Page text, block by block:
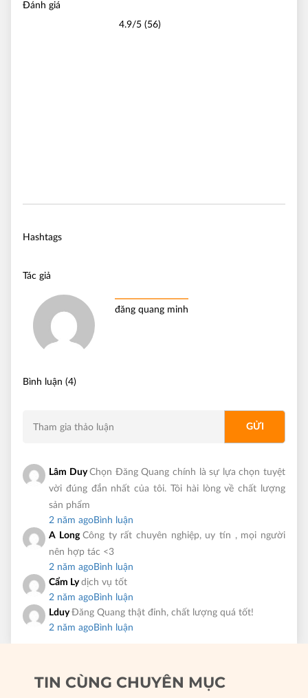
Đánh giá
4.9/5 (56)
Hashtags
Tác giả
đăng quang minh
Bình luận (4)
Lâm DuyChọn Đăng Quang chính là sự lựa chọn tuyệt
vời đúng đắn nhất của tôi. Tôi hài lòng về chất lượng
sản phẩm
2 năm agoBình luận
A LongCông ty rất chuyên nghiệp, uy tín , mọi người
nên hợp tác <3
2 năm agoBình luận
Cẩm Lydịch vụ tốt
2 năm agoBình luận
LduyĐăng Quang thật đỉnh, chất lượng quá tốt!
2 năm agoBình luận
TIN CÙNG CHUYÊN MỤC